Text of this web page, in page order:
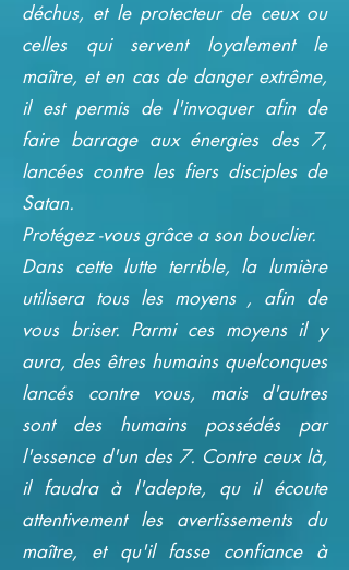
déchus, et le protecteur de ceux ou
celles qui servent loyalement le
maître, et en cas de danger extrême,
il est permis de l'invoquer afin de
faire barrage aux énergies des 7,
lancées contre les fiers disciples de
Satan.
Protégez -vous grâce a son bouclier.
Dans cette lutte terrible, la lumière
utilisera tous les moyens , afin de
vous briser. Parmi ces moyens il y
aura, des êtres humains quelconques
lancés contre vous, mais d'autres
sont des humains possédés par
l'essence d'un des 7. Contre ceux là,
il faudra à l'adepte, qu il écoute
attentivement les avertissements du
maître, et qu'il fasse confiance à